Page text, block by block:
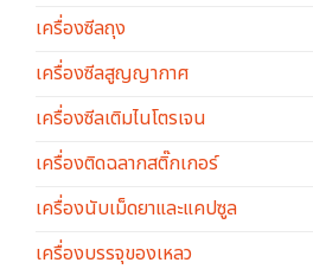
เครื่องซีลถุง
เครื่องซีลสูญญากาศ
เครื่องซีลเติมไนโตรเจน
เครื่องติดฉลากสติ๊กเกอร์
เครื่องนับเม็ดยาและแคปซูล
เครื่องบรรจุของเหลว